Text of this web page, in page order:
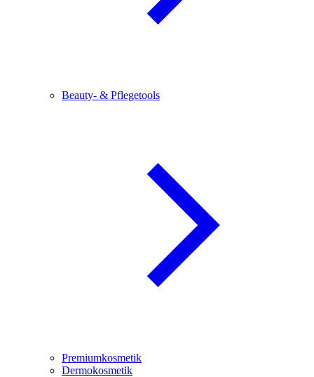
Beauty- & Pflegetools
Premiumkosmetik
Dermokosmetik